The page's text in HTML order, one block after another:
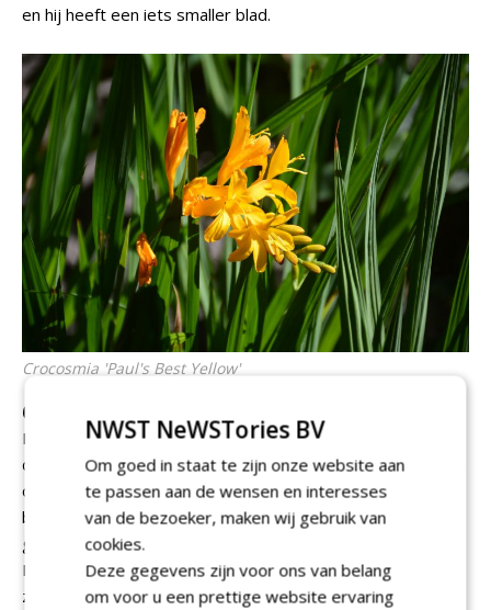
en hij heeft een iets smaller blad.
Crocosmia 'Paul's Best Yellow'
6
Deze bloem heeft een warmgele kleur, blijkbaar de beste
die Paul kon vinden. Ergens las ik dat de op één na mooiste
ook prima was geweest; zó mooi vond hij deze cultivar. Hij
bloeit van juli tot en met september en heeft mooi
geplooid langwerpig blad. Hij wordt ongeveer 90 cm hoog.
De bloemstelen hangen elegant naar alle kanten open,
zodat de bloemen goed tot hun recht komen.
NWST NeWSTories BV
Om goed in staat te zijn onze website aan
te passen aan de wensen en interesses
van de bezoeker, maken wij gebruik van
cookies.
Deze gegevens zijn voor ons van belang
om voor u een prettige website ervaring